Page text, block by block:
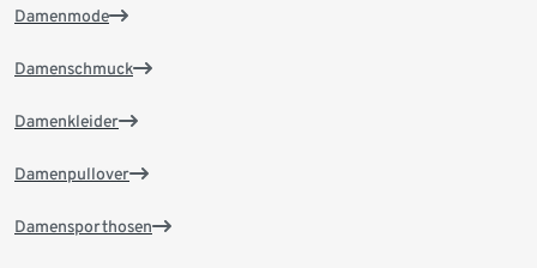
Damenmode
Damenschmuck
Damenkleider
Damenpullover
Damensporthosen